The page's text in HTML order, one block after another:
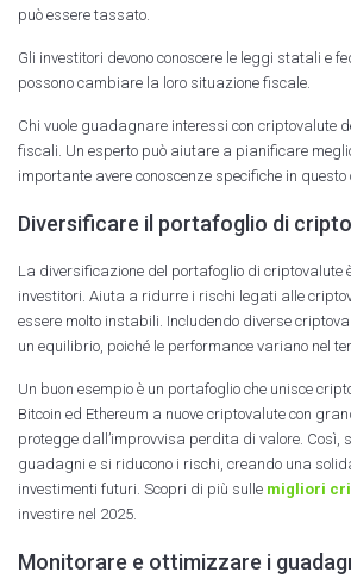
può essere tassato.
Gli investitori devono conoscere le leggi statali e
possono cambiare la loro situazione fiscale.
Chi vuole guadagnare interessi con criptovalute
fiscali. Un esperto può aiutare a pianificare
importante avere conoscenze specifiche in questo
Diversificare il portafoglio di
La diversificazione del portafoglio di criptovalute
investitori. Aiuta a ridurre i rischi legati alle
essere molto instabili. Includendo diverse
un equilibrio, poiché le performance variano nel
Un buon esempio è un portafoglio che unisce
Bitcoin ed Ethereum a nuove criptovalute con
protegge dall’improvvisa perdita di valore. Così,
guadagni e si riducono i rischi, creando una
investimenti futuri. Scopri di più sulle migliori
investire nel 2025.
Monitorare e ottimizzare i